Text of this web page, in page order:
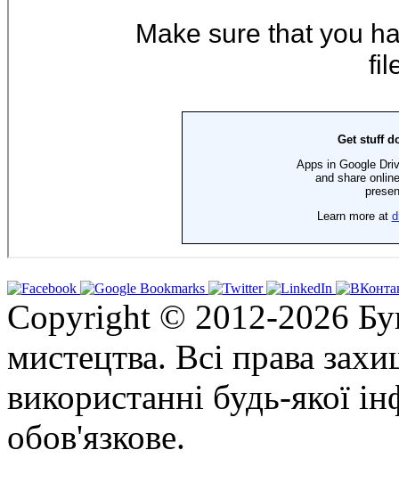
Copyright © 2012-2026
мистецтва. Всі права
використанні будь-якої
обов'язкове.